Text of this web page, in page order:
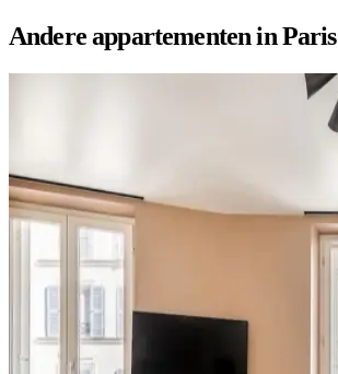
Andere appartementen in Paris